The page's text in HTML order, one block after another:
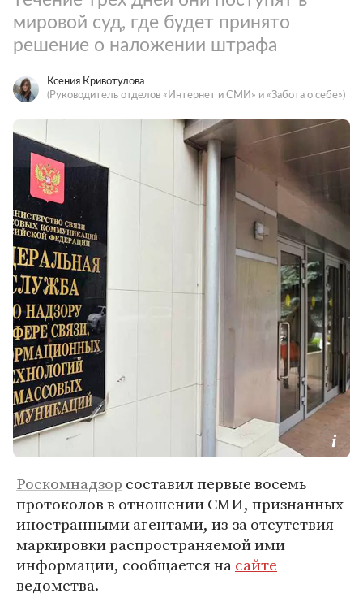
мировой суд, где будет принято
решение о наложении штрафа
Ксения Кривотулова
(Руководитель отделов «Интернет и СМИ» и «Забота о себе»)
Роскомнадзор составил первые восемь
протоколов в отношении СМИ, признанных
иностранными агентами, из-за отсутствия
маркировки распространяемой ими
информации, сообщается насайте
ведомства.